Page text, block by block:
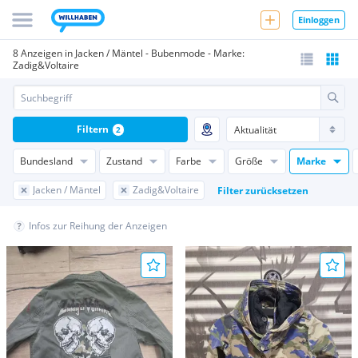
Einloggen
8 Anzeigen in Jacken / Mäntel - Bubenmode - Marke:
Zadig&Voltaire
Bundesland Zustand Farbe Größe Marke
Jacken / Mäntel Zadig&Voltaire Filter zurücksetzen
Filtern 2
Infos zur Reihung der Anzeigen